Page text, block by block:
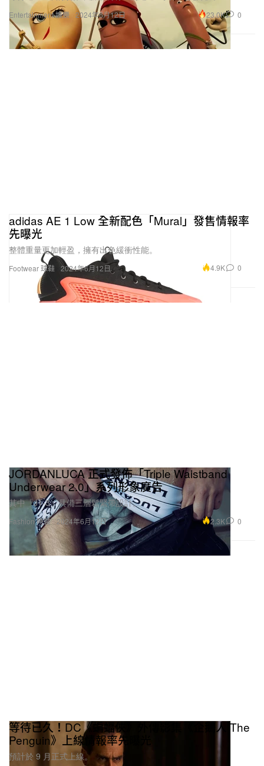
Entertainment 娛樂 2024年6月12日 23.0K 0
Footwear 球鞋
adidas AE 1 Low 全新配色「Mural」發售情報率
先曝光
整體重量更加輕盈，擁有出色緩衝性能。
2024年6月12日 4.9K 0
Fashion 時裝
JORDANLUCA 正式發佈「Triple Waistband
Underwear 2.0」系列形象廣告
其中「JT-3」具備三層鬆緊帶設計。
2024年6月12日 2.3K 0
等待已久！DC《蝙蝠俠》外傳影集《企鵝人 The
Penguin》上線情報率先曝光
預計於 9 月正式上線。